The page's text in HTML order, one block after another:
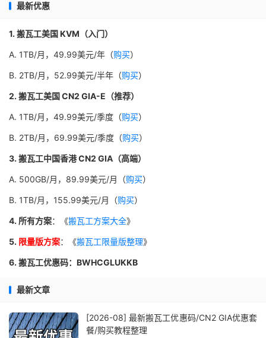
最新优惠
1. 搬瓦工美国 KVM（入门）
A. 1TB/月，49.99美元/年（购买）
B. 2TB/月，52.99美元/半年（购买）
2. 搬瓦工美国 CN2 GIA-E（推荐）
A. 1TB/月，49.99美元/季度（购买）
B. 2TB/月，69.99美元/季度（购买）
3. 搬瓦工中国香港 CN2 GIA（高端）
A. 500GB/月，89.99美元/月（购买）
B. 1TB/月，155.99美元/月（购买）
4. 所有方案：《搬瓦工方案大全》
5. 限量版方案：《搬瓦工限量版整理》
6. 搬瓦工优惠码：BWHCGLUKKB
最新文章
[2026-08] 最新搬瓦工优惠码/CN2 GIA优惠套
餐/购买教程整理